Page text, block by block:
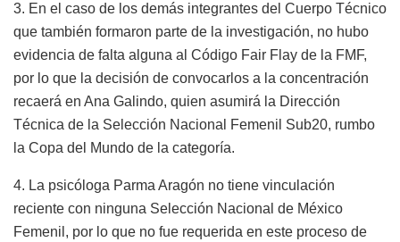
3. En el caso de los demás integrantes del Cuerpo Técnico
que también formaron parte de la investigación, no hubo
evidencia de falta alguna al Código Fair Flay de la FMF,
por lo que la decisión de convocarlos a la concentración
recaerá en Ana Galindo, quien asumirá la Dirección
Técnica de la Selección Nacional Femenil Sub20, rumbo
la Copa del Mundo de la categoría.
4. La psicóloga Parma Aragón no tiene vinculación
reciente con ninguna Selección Nacional de México
Femenil, por lo que no fue requerida en este proceso de